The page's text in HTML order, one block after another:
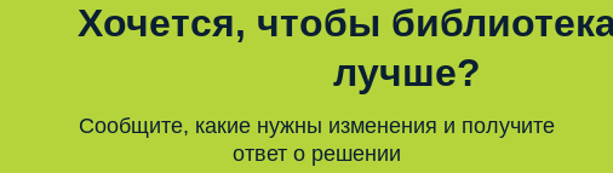
Хочется, чтобы
лучше?
Сообщите, какие нужны изменения и получите
ответ о решении